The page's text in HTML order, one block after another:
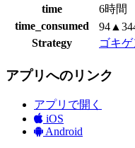
time
6時間
time_consumed
Strategy
ゴキ
アプリへのリンク
アプリで開く
iOS
Android